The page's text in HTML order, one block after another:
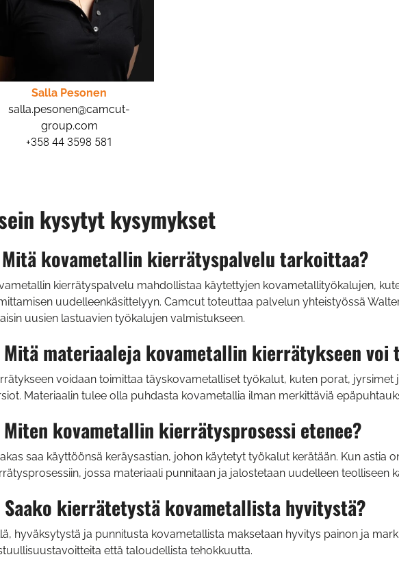
Salla Pesonen
salla.pesonen@camcut-
group.com
+358 44 3598 581
kysytyt kysymykset
kovametallin kierrätyspalvelu tarkoittaa?
kierrätyspalvelu mahdollistaa käytettyjen kovametallityökalujen,
uudelleenkäsittelyyn. Camcut toteuttaa palvelun yhteistyössä
uusien lastuavien työkalujen valmistukseen.
Mitä materiaaleja kovametallin kierrätykseen voi
voidaan toimittaa täyskovametalliset työkalut, kuten porat,
Materiaalin tulee olla puhdasta kovametallia ilman merkittäviä
Miten kovametallin kierrätysprosessi etenee?
saa käyttöönsä keräysastian, johon käytetyt työkalut kerätään. Kun astia
jossa materiaali punnitaan ja jalostetaan uudelleen teolliseen
kierrätetystä kovametallista hyvitystä?
hyväksytystä ja punnitusta kovametallista maksetaan hyvitys painon ja
että taloudellista tehokkuutta.